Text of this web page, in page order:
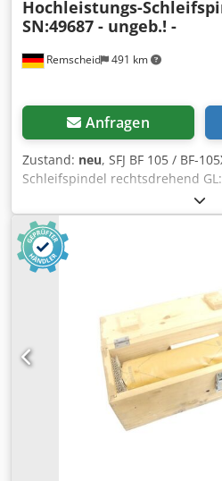
Remscheid 491 km
Hochleistungs-
SN:49687 - ungeb.! -
Anfragen
Zustand: neu, SFJ BF 105 / BF-
Schleifspindel rechtsdrehend
Flansch Ø 98 mm, Kegel Ø 53,5
mm SN:49687 ,ungebraucht in
Originalverpackung, 100%
gem. Fotos Csdpsx Euknefx Amyjrf